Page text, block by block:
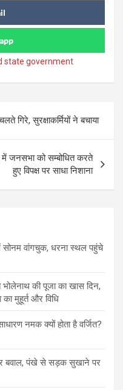
state government
गिरे, सुरक्षाकर्मियों ने बचाया
जनसभा को सम्बोधित करते
हुए विपक्ष पर साधा निशाना
सोनम वांगचुक, धरना स्थल पहुंचे
की पूजा का खास दिन,
मुहूर्त और विधि
नमक क्यों होता है वर्जित?
बवाल, पंखे से सड़क सुखाने पर